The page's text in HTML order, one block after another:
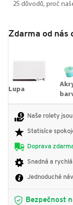
25 důvodů, proč
Zdarma od nás
Lupa
Naše rolety
Statisíce
Doprava
Snadná a
Jednoduché
Bezpečnost